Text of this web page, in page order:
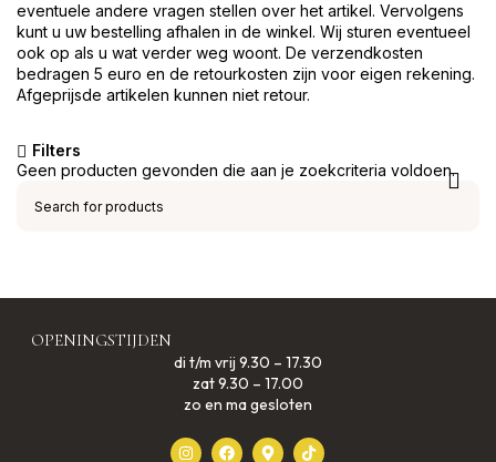
eventuele andere vragen stellen over het artikel. Vervolgens
kunt u uw bestelling afhalen in de winkel. Wij sturen eventueel
ook op als u wat verder weg woont. De verzendkosten
bedragen 5 euro en de retourkosten zijn voor eigen rekening.
Afgeprijsde artikelen kunnen niet retour.
Filters
Geen producten gevonden die aan je zoekcriteria voldoen.
OPENINGSTIJDEN
di t/m vrij 9.30 – 17.30
zat 9.30 – 17.00
zo en ma gesloten